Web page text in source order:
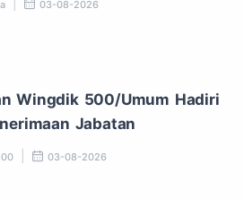
03-08-2026
Wingdik 500/Umum Hadiri
Jabatan
03-08-2026